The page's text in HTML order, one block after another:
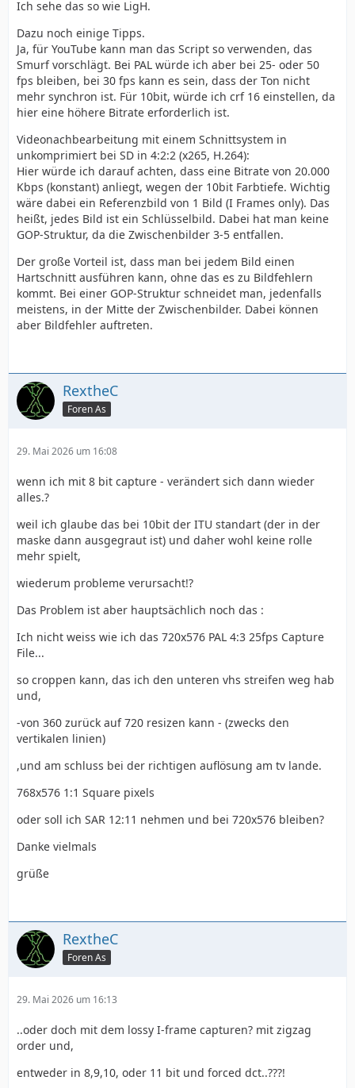
Ich sehe das so wie LigH.
Dazu noch einige Tipps.
Ja, für YouTube kann man das Script so verwenden, das
Smurf vorschlägt. Bei PAL würde ich aber bei 25- oder 50
fps bleiben, bei 30 fps kann es sein, dass der Ton nicht
mehr synchron ist. Für 10bit, würde ich crf 16 einstellen, da
hier eine höhere Bitrate erforderlich ist.
Videonachbearbeitung mit einem Schnittsystem in
unkomprimiert bei SD in 4:2:2 (x265, H.264):
Hier würde ich darauf achten, dass eine Bitrate von 20.000
Kbps (konstant) anliegt, wegen der 10bit Farbtiefe. Wichtig
wäre dabei ein Referenzbild von 1 Bild (I Frames only). Das
heißt, jedes Bild ist ein Schlüsselbild. Dabei hat man keine
GOP-Struktur, da die Zwischenbilder 3-5 entfallen.
Der große Vorteil ist, dass man bei jedem Bild einen
Hartschnitt ausführen kann, ohne das es zu Bildfehlern
kommt. Bei einer GOP-Struktur schneidet man, jedenfalls
meistens, in der Mitte der Zwischenbilder. Dabei können
aber Bildfehler auftreten.
RextheC
Foren As
29. Mai 2026 um 16:08
wenn ich mit 8 bit capture - verändert sich dann wieder
alles.?
weil ich glaube das bei 10bit der ITU standart (der in der
maske dann ausgegraut ist) und daher wohl keine rolle
mehr spielt,
wiederum probleme verursacht!?
Das Problem ist aber hauptsächlich noch das :
Ich nicht weiss wie ich das 720x576 PAL 4:3 25fps Capture
File...
so croppen kann, das ich den unteren vhs streifen weg hab
und,
-von 360 zurück auf 720 resizen kann - (zwecks den
vertikalen linien)
,und am schluss bei der richtigen auflösung am tv lande.
768x576 1:1 Square pixels
oder soll ich SAR 12:11 nehmen und bei 720x576 bleiben?
Danke vielmals
grüße
RextheC
Foren As
29. Mai 2026 um 16:13
..oder doch mit dem lossy I-frame capturen? mit zigzag
order und,
entweder in 8,9,10, oder 11 bit und forced dct..???!